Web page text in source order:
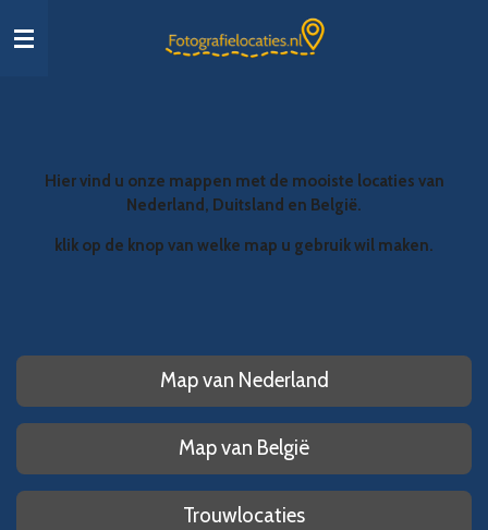
direct
Hier vind u onze mappen met de mooiste locaties van
Nederland, Duitsland en België.
klik op de knop van welke map u gebruik wil maken.
Map van Nederland
Map van België
Trouwlocaties